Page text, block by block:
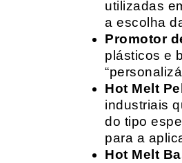
utilizadas
a escolha
Promotor
plásticos e
Hot Melt
industriais
do tipo
para a
Hot Melt